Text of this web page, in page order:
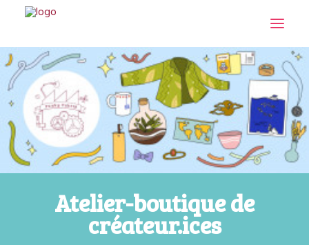
Atelier-boutique de
créateur.ices